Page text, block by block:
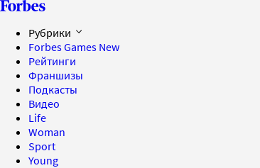
Рубрики
Forbes Games New
Рейтинги
Франшизы
Подкасты
Видео
Life
Woman
Sport
Young